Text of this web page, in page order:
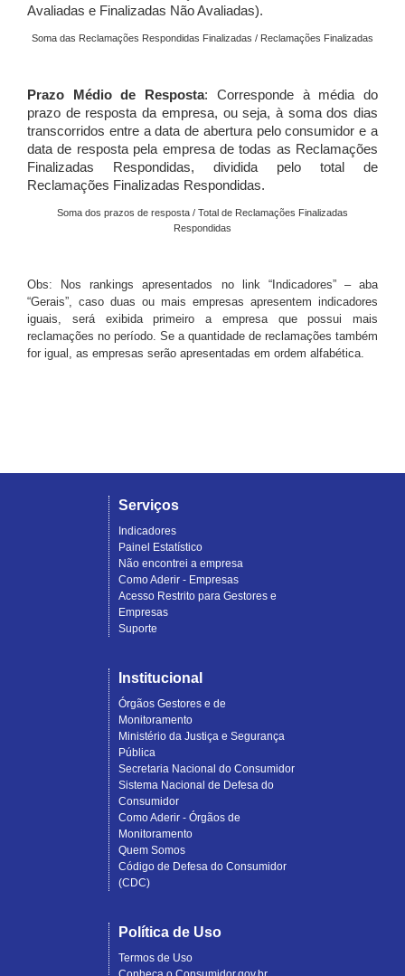
Avaliadas e Finalizadas Não Avaliadas).
Soma das Reclamações Respondidas Finalizadas / Reclamações Finalizadas
Prazo Médio de Resposta: Corresponde à média do
prazo de resposta da empresa, ou seja, à soma dos dias
transcorridos entre a data de abertura pelo consumidor e a
data de resposta pela empresa de todas as Reclamações
Finalizadas Respondidas, dividida pelo total de
Reclamações Finalizadas Respondidas.
Soma dos prazos de resposta / Total de Reclamações Finalizadas
Respondidas
Obs: Nos rankings apresentados no link “Indicadores” – aba
“Gerais”, caso duas ou mais empresas apresentem indicadores
iguais, será exibida primeiro a empresa que possui mais
reclamações no período. Se a quantidade de reclamações também
for igual, as empresas serão apresentadas em ordem alfabética.
Serviços
Indicadores
Painel Estatístico
Não encontrei a empresa
Como Aderir - Empresas
Acesso Restrito para Gestores e
Empresas
Suporte
Institucional
Órgãos Gestores e de
Monitoramento
Ministério da Justiça e Segurança
Pública
Secretaria Nacional do Consumidor
Sistema Nacional de Defesa do
Consumidor
Como Aderir - Órgãos de
Monitoramento
Quem Somos
Código de Defesa do Consumidor
(CDC)
Política de Uso
Termos de Uso